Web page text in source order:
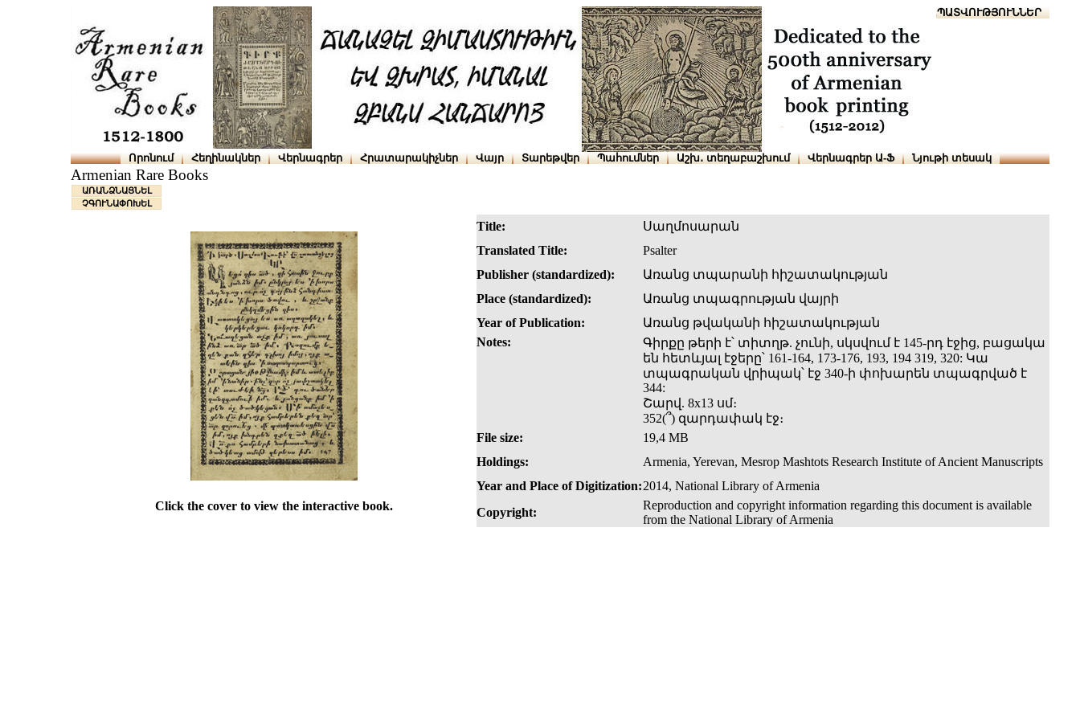
ՆԱԽԱՊԱՏՎՈՒԹՅՈՒՆՆԵՐ
Որոնում Հեղինակներ Վերնագրեր Հրատարակիչներ Վայր Տարեթվեր Պահումներ Աշխ․ տեղաբաշխում Վերնագրեր Ա-Ֆ Նյութի տեսակ
Armenian Rare Books
ԱՌԱՆՁՆԱՑՆԵԼ
ՉԳՈՒՆԱՓՈԽԵԼ
Title:
Սաղմոսարան
Translated Title:
Psalter
Publisher (standardized):
Առանց տպարանի հիշատակության
Place (standardized):
Առանց տպագրության վայրի
Year of Publication:
Առանց թվականի հիշատակության
Notes:
Գիրքը թերի է՝ տիտղթ. չունի, սկսվում է 145-րդ էջից, բացակա
են հետևյալ էջերը՝ 161-164, 173-176, 193, 194 319, 320: Կա
տպագրական վրիպակ՝ էջ 340-ի փոխարեն տպագրված է
344:
Շարվ. 8x13 սմ։
352(՞) զարդափակ էջ։
File size:
19,4 MB
Holdings:
Armenia, Yerevan, Mesrop Mashtots Research Institute of Ancient Manuscripts
Year and Place of Digitization:2014, National Library of Armenia
Click the cover to view the interactive book.
Copyright:
Reproduction and copyright information regarding this document is available
from the National Library of Armenia